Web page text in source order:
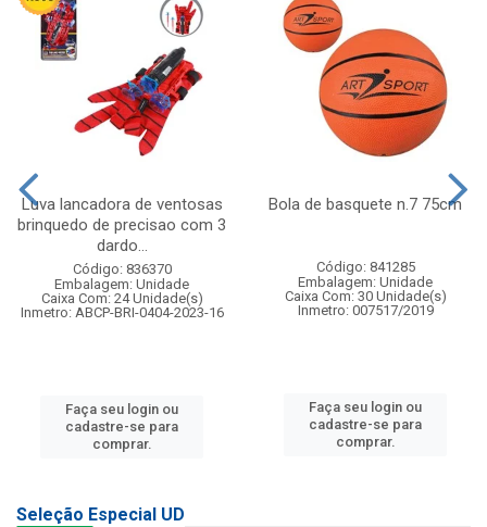
Luva lancadora de ventosas
brinquedo de precisao com 3
dardo...
Código: 836370
Embalagem: Unidade
Caixa Com: 24 Unidade(s)
Inmetro: ABCP-BRI-0404-2023-16
Faça seu login ou
cadastre-se para
comprar.
Bola de basquete n.7 75cm
Código: 841285
Embalagem: Unidade
Caixa Com: 30 Unidade(s)
Inmetro: 007517/2019
Faça seu login ou
cadastre-se para
comprar.
Seleção Especial UD